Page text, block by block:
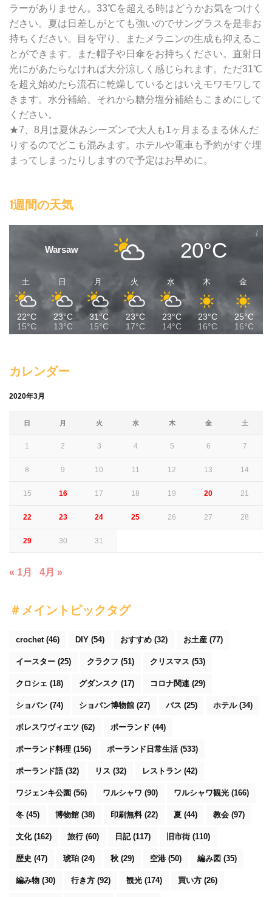
ラーがありません。33℃を超える時はどうかお気をつけく
ださい。夏は日差しがとても強いのでサングラスを是非お
持ちください。目を守り、またメラニンの生成も抑えるこ
とができます。また帽子や日傘をお持ちください。直射日
光にがあたらなければ大分涼しく感じられます。ただ31℃
を超え始めたら流石に乾燥しているとはいえモワモワして
きます。水分補給、それから糖分塩分補給もこまめにして
ください。
★7、8月は夏休みシーズンで大人も1ヶ月まるまる休んだ
りするのでどこも混みます。ホテルや電車も予約がすぐ埋
まってしまったりしますので予定はお早めに。
1週間の天気
Warsaw 20°C
土
22°C
15°C
日
23°C
13°C
月
31°C
15°C
火
23°C
17°C
水
23°C
14°C
木
23°C
16°C
金
25°C
16°C
カレンダー
2020年3月
日 月 火 水 木 金 土
1 2 3 4 5 6 7
8 9 10 11 12 13 14
15 16 17 18 19 20 21
22 23 24 25 26 27 28
29 30 31
« 1月 4月 »
＃メイントピックタグ
crochet(46) DIY (54) おすすめ (32) お土産 (77)
イースター (25) クラクフ (51) クリスマス (53)
クロシェ (18) グダンスク (17) コロナ関連 (29)
ショパン (74) ショパン博物館 (27) バス (25) ホテル(34)
ボレスワヴィエツ (62) ポーランド (44)
ポーランド料理 (156) ポーランド日常生活(533)
ポーランド語(32) リス (32) レストラン (42)
ワジェンキ公園 (56) ワルシャワ (90) ワルシャワ観光 (166)
冬 (45) 博物館 (38) 印刷無料(22) 夏 (44) 教会 (97)
文化(162) 旅行 (60) 日記(117) 旧市街 (110)
歴史 (47) 琥珀 (24) 秋 (29) 空港 (50) 編み図 (35)
編み物 (30) 行き方 (92) 観光 (174) 買い方 (26)